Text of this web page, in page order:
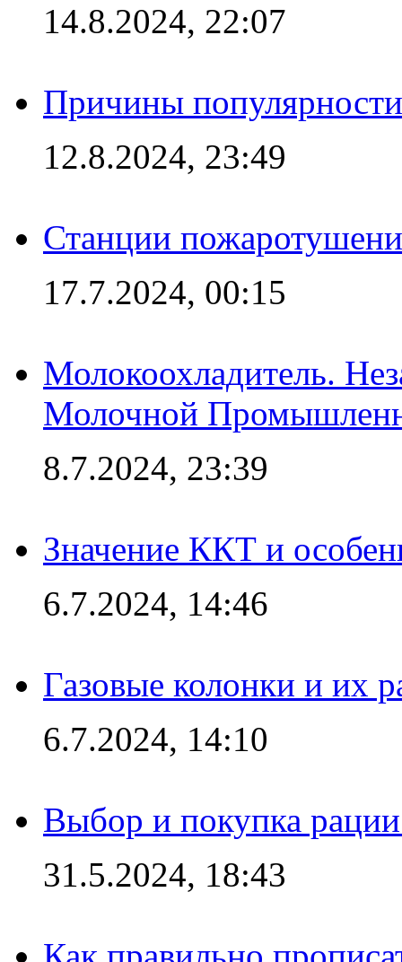
14.8.2024, 22:07
Причины
12.8.2024, 23:49
Станции
17.7.2024, 00:15
Молокоохладитель.
Молочной
8.7.2024, 23:39
Значение ККТ и
6.7.2024, 14:46
Газовые колонки и их
6.7.2024, 14:10
Выбор и покупка
31.5.2024, 18:43